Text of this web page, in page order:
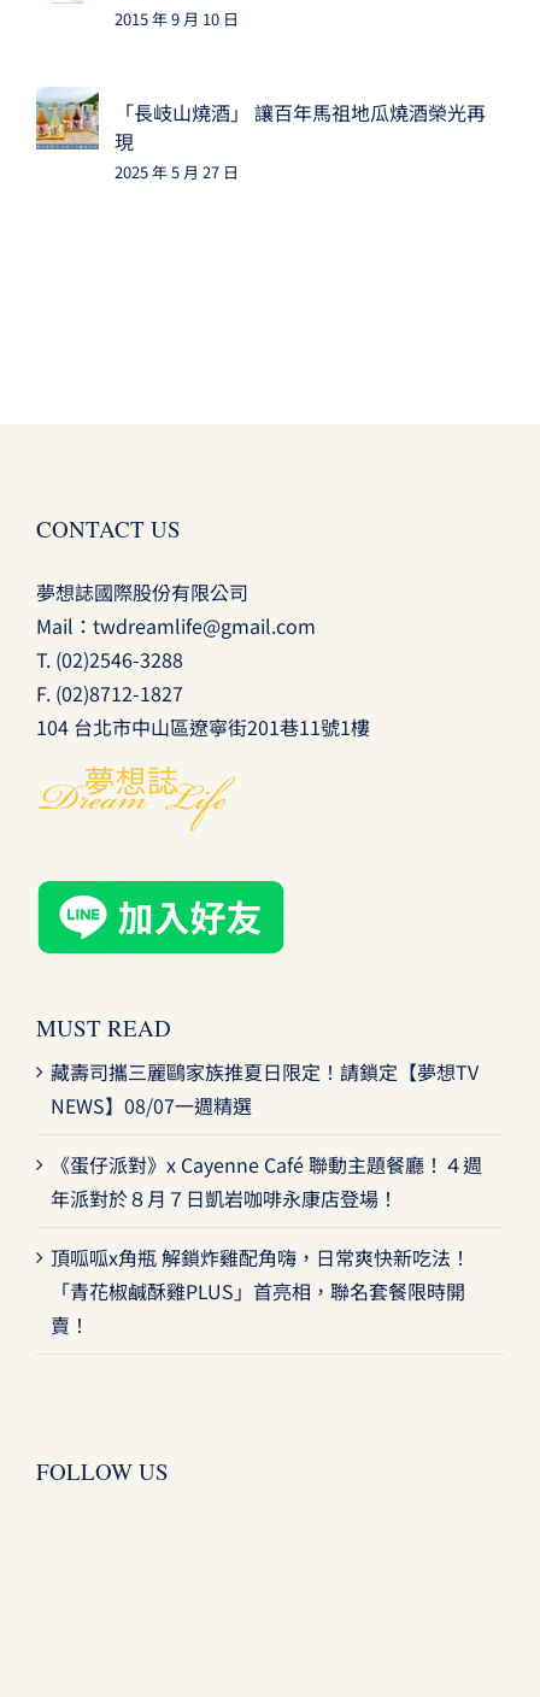
2015 年 9 月 10 日
「長岐山燒酒」 讓百年馬祖地瓜燒酒榮光再
現
2025 年 5 月 27 日
CONTACT US
夢想誌國際股份有限公司
Mail： twdreamlife@gmail.com
T. (02)2546-3288
F. (02)8712-1827
104 台北市中山區遼寧街201巷11號1樓
MUST READ
藏壽司攜三麗鷗家族推夏日限定！請鎖定【夢想TV
NEWS】08/07一週精選
《蛋仔派對》x Cayenne Café 聯動主題餐廳！４週
年派對於８月７日凱岩咖啡永康店登場！
頂呱呱x角瓶 解鎖炸雞配角嗨，日常爽快新吃法！
「青花椒鹹酥雞PLUS」首亮相，聯名套餐限時開
賣！
FOLLOW US